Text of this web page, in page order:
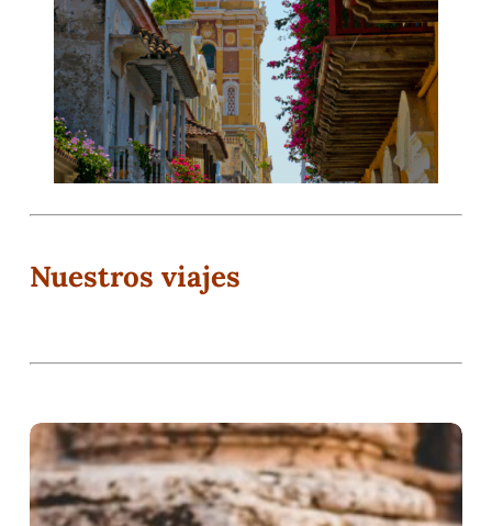
Nuestros viajes
Descubriendo
Colombia
(12D